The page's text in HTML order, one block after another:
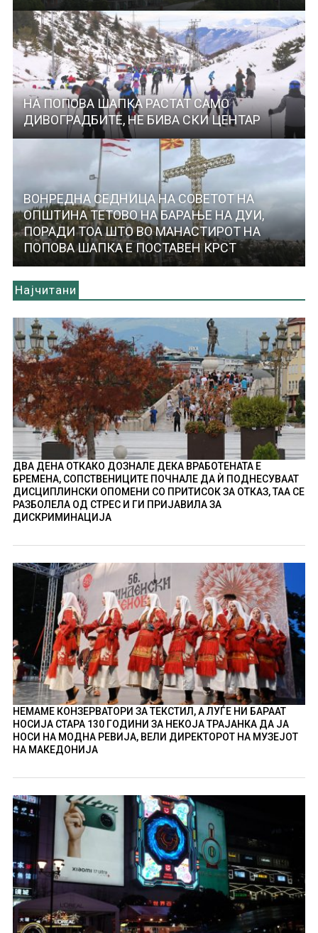
НА ПОПОВА ШАПКА РАСТАТ САМО
ДИВОГРАДБИТЕ, НЕ БИВА СКИ ЦЕНТАР
ВОНРЕДНА СЕДНИЦА НА СОВЕТОТ НА
ОПШТИНА ТЕТОВО НА БАРАЊЕ НА ДУИ,
ПОРАДИ ТОА ШТО ВО МАНАСТИРОТ НА
ПОПОВА ШАПКА Е ПОСТАВЕН КРСТ
Најчитани
ДВА ДЕНА ОТКАКО ДОЗНАЛЕ ДЕКА ВРАБОТЕНАТА Е
БРЕМЕНА, СОПСТВЕНИЦИТЕ ПОЧНАЛЕ ДА Ѝ ПОДНЕСУВААТ
ДИСЦИПЛИНСКИ ОПОМЕНИ СО ПРИТИСОК ЗА ОТКАЗ, ТАА СЕ
РАЗБОЛЕЛА ОД СТРЕС И ГИ ПРИЈАВИЛА ЗА
ДИСКРИМИНАЦИЈА
НЕМАМЕ КОНЗЕРВАТОРИ ЗА ТЕКСТИЛ, А ЛУЃЕ НИ БАРААТ
НОСИЈА СТАРА 130 ГОДИНИ ЗА НЕКОЈА ТРАЈАНКА ДА ЈА
НОСИ НА МОДНА РЕВИЈА, ВЕЛИ ДИРЕКТОРОТ НА МУЗЕЈОТ
НА МАКЕДОНИЈА